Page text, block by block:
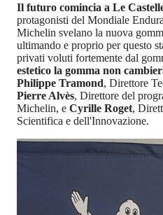
Il futuro comincia a Le
protagonisti del Mondiale
Michelin svelano la nuova
ultimando e proprio per questo
privati voluti fortemente dal
estetico la gomma non
Philippe Tramond, Direttore
Pierre Alvès, Direttore del
Michelin, e Cyrille Roget,
Scientifica e dell'Innovazione.